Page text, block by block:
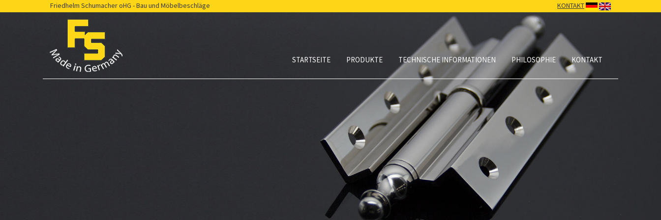
KONTAKT
Friedhelm Schumacher oHG - Bau und Möbelbeschläge
STARTSEITE PRODUKTE TECHNISCHE INFORMATIONEN PHILOSOPHIE KONTAKT